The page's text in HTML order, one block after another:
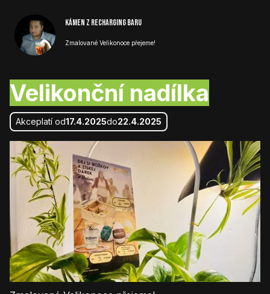
Zmalované Velikonoce přejeme!
Kámen z Recharging baru
Velikonční nadílka
Akceplatí od17.4.2025do22.4.2025